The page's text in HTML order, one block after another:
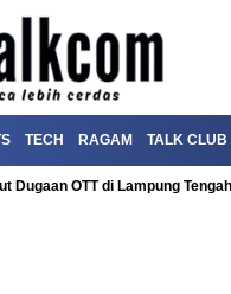
TECH RAGAM TALK CLUB
Dugaan OTT di Lampung